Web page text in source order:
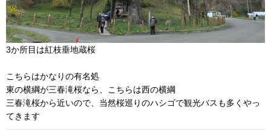
3か所目は紅枝垂地蔵桜
こちらはかなりの有名処
東の横綱が三春滝桜なら、こちらは西の横綱
三春滝桜から近いので、当然桜巡りのハシゴで観光バスも多くやっ
てきます